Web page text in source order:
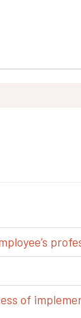
of